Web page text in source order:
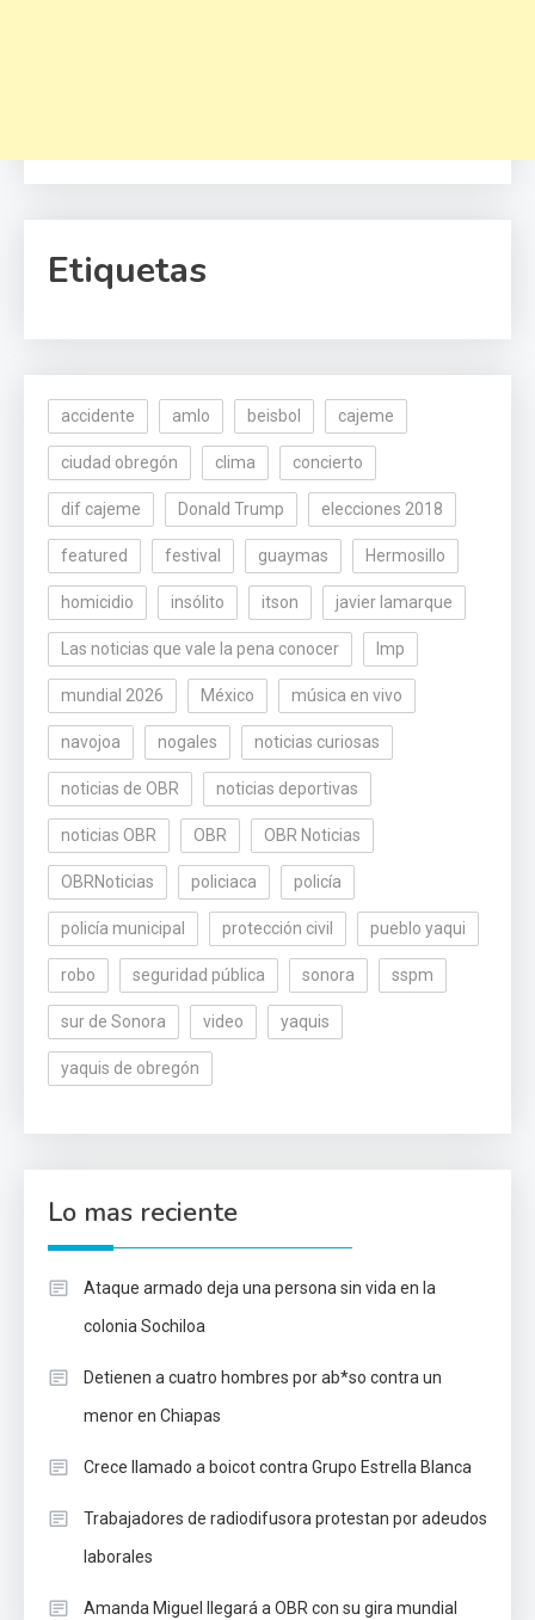
Etiquetas
accidente amlo beisbol cajeme
ciudad obregón clima concierto
dif cajeme Donald Trump elecciones 2018
featured festival guaymas Hermosillo
homicidio insólito itson javier lamarque
Las noticias que vale la pena conocer lmp
mundial 2026 México música en vivo
navojoa nogales noticias curiosas
noticias de OBR noticias deportivas
noticias OBR OBR OBR Noticias
OBRNoticias policiaca policía
policía municipal protección civil pueblo yaqui
robo seguridad pública sonora sspm
sur de Sonora video yaquis
yaquis de obregón
Lo mas reciente
Ataque armado deja una persona sin vida en la
colonia Sochiloa
Detienen a cuatro hombres por ab*so contra un
menor en Chiapas
Crece llamado a boicot contra Grupo Estrella Blanca
Trabajadores de radiodifusora protestan por adeudos
laborales
Amanda Miguel llegará a OBR con su gira mundial